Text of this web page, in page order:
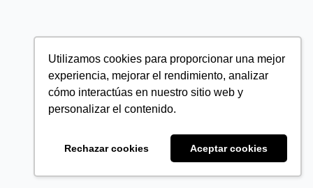
Utilizamos cookies para proporcionar una mejor
experiencia, mejorar el rendimiento, analizar
cómo interactúas en nuestro sitio web y
personalizar el contenido.
Rechazar cookies Aceptar cookies